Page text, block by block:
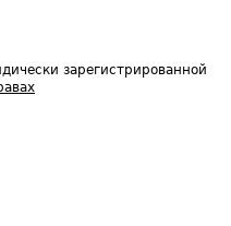
зарегистрированной